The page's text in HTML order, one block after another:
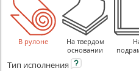
В рулоне
На твердом
основании
Тип исполнения